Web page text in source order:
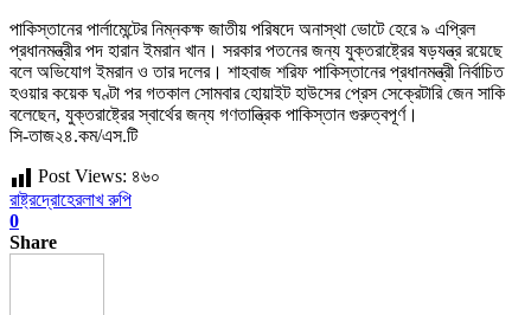
পাকিস্তানের পার্লামেন্টের নিম্নকক্ষ জাতীয় পরিষদে অনাস্থা ভোটে হেরে ৯ এপ্রিল
প্রধানমন্ত্রীর পদ হারান ইমরান খান। সরকার পতনের জন্য যুক্তরাষ্ট্রের ষড়যন্ত্র রয়েছে
বলে অভিযোগ ইমরান ও তার দলের। শাহবাজ শরিফ পাকিস্তানের প্রধানমন্ত্রী নির্বাচিত
হওয়ার কয়েক ঘণ্টা পর গতকাল সোমবার হোয়াইট হাউসের প্রেস সেক্রেটারি জেন সাকি
বলেছেন, যুক্তরাষ্ট্রের স্বার্থের জন্য গণতান্ত্রিক পাকিস্তান গুরুত্বপূর্ণ।
সি-তাজ২৪.কম/এস.টি
Post Views: ৪৬০
রাষ্ট্রদ্রোহেরলাখ রুপি
0
Share